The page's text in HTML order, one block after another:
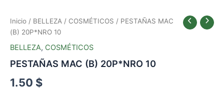
Inicio / BELLEZA / COSMÉTICOS / PESTAÑAS MAC
(B) 20P*NRO 10
BELLEZA, COSMÉTICOS
PESTAÑAS MAC (B) 20P*NRO 10
1.50 $